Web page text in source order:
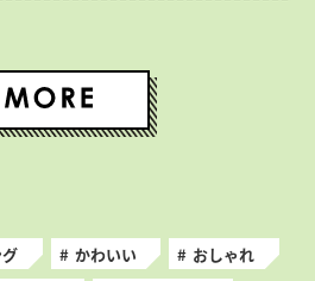
かわいい
おしゃれ